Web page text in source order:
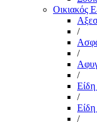
Οικιακός
/
/
/
/
/